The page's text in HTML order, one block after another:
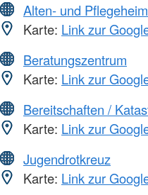
Alten- und
Karte: Link zur
Beratungszentrum
Karte: Link zur
Bereitschaften /
Karte: Link zur
Jugendrotkreuz
Karte: Link zur